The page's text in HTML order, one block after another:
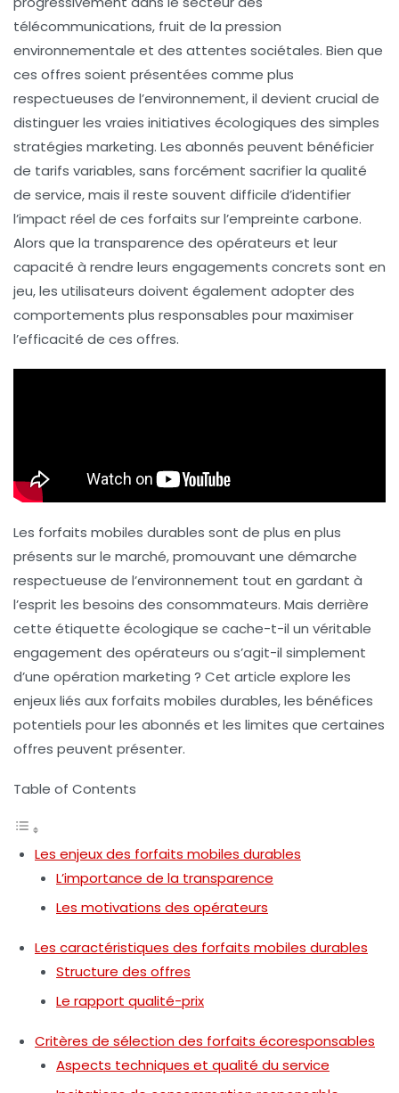
télécommunications, fruit de la pression
environnementale et des attentes sociétales. Bien que
ces offres soient présentées comme plus
respectueuses de l’environnement, il devient crucial de
distinguer les vraies initiatives écologiques des simples
stratégies marketing. Les abonnés peuvent bénéficier
de tarifs variables, sans forcément sacrifier la qualité
de service, mais il reste souvent difficile d’identifier
l’impact réel de ces forfaits sur l’empreinte carbone.
Alors que la transparence des opérateurs et leur
capacité à rendre leurs engagements concrets sont en
jeu, les utilisateurs doivent également adopter des
comportements plus responsables pour maximiser
l’efficacité de ces offres.
Les forfaits mobiles durables sont de plus en plus
présents sur le marché, promouvant une démarche
respectueuse de l’environnement tout en gardant à
l’esprit les besoins des consommateurs. Mais derrière
cette étiquette écologique se cache-t-il un véritable
engagement des opérateurs ou s’agit-il simplement
d’une opération marketing ? Cet article explore les
enjeux liés aux forfaits mobiles durables, les bénéfices
potentiels pour les abonnés et les limites que certaines
offres peuvent présenter.
Table of Contents
Les enjeux des forfaits mobiles durables
L’importance de la transparence
Les motivations des opérateurs
Les caractéristiques des forfaits mobiles durables
Structure des offres
Le rapport qualité-prix
Critères de sélection des forfaits écoresponsables
Aspects techniques et qualité du service